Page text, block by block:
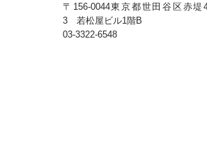
〒156-0044東京都世田谷区赤堤
3 若松屋ビル1階B
03-3322-6548